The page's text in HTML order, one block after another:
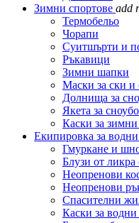
Зимни спортове add
Термобельо
Чорапи
Суитшърти и
Ръкавици
Зимни шапки
Маски за ски и
Долнища за
Якета за
Каски за
Екипировка за
Гмуркане и
Блузи от
Неопренови
Неопренови
Спасителни
Каски за водни